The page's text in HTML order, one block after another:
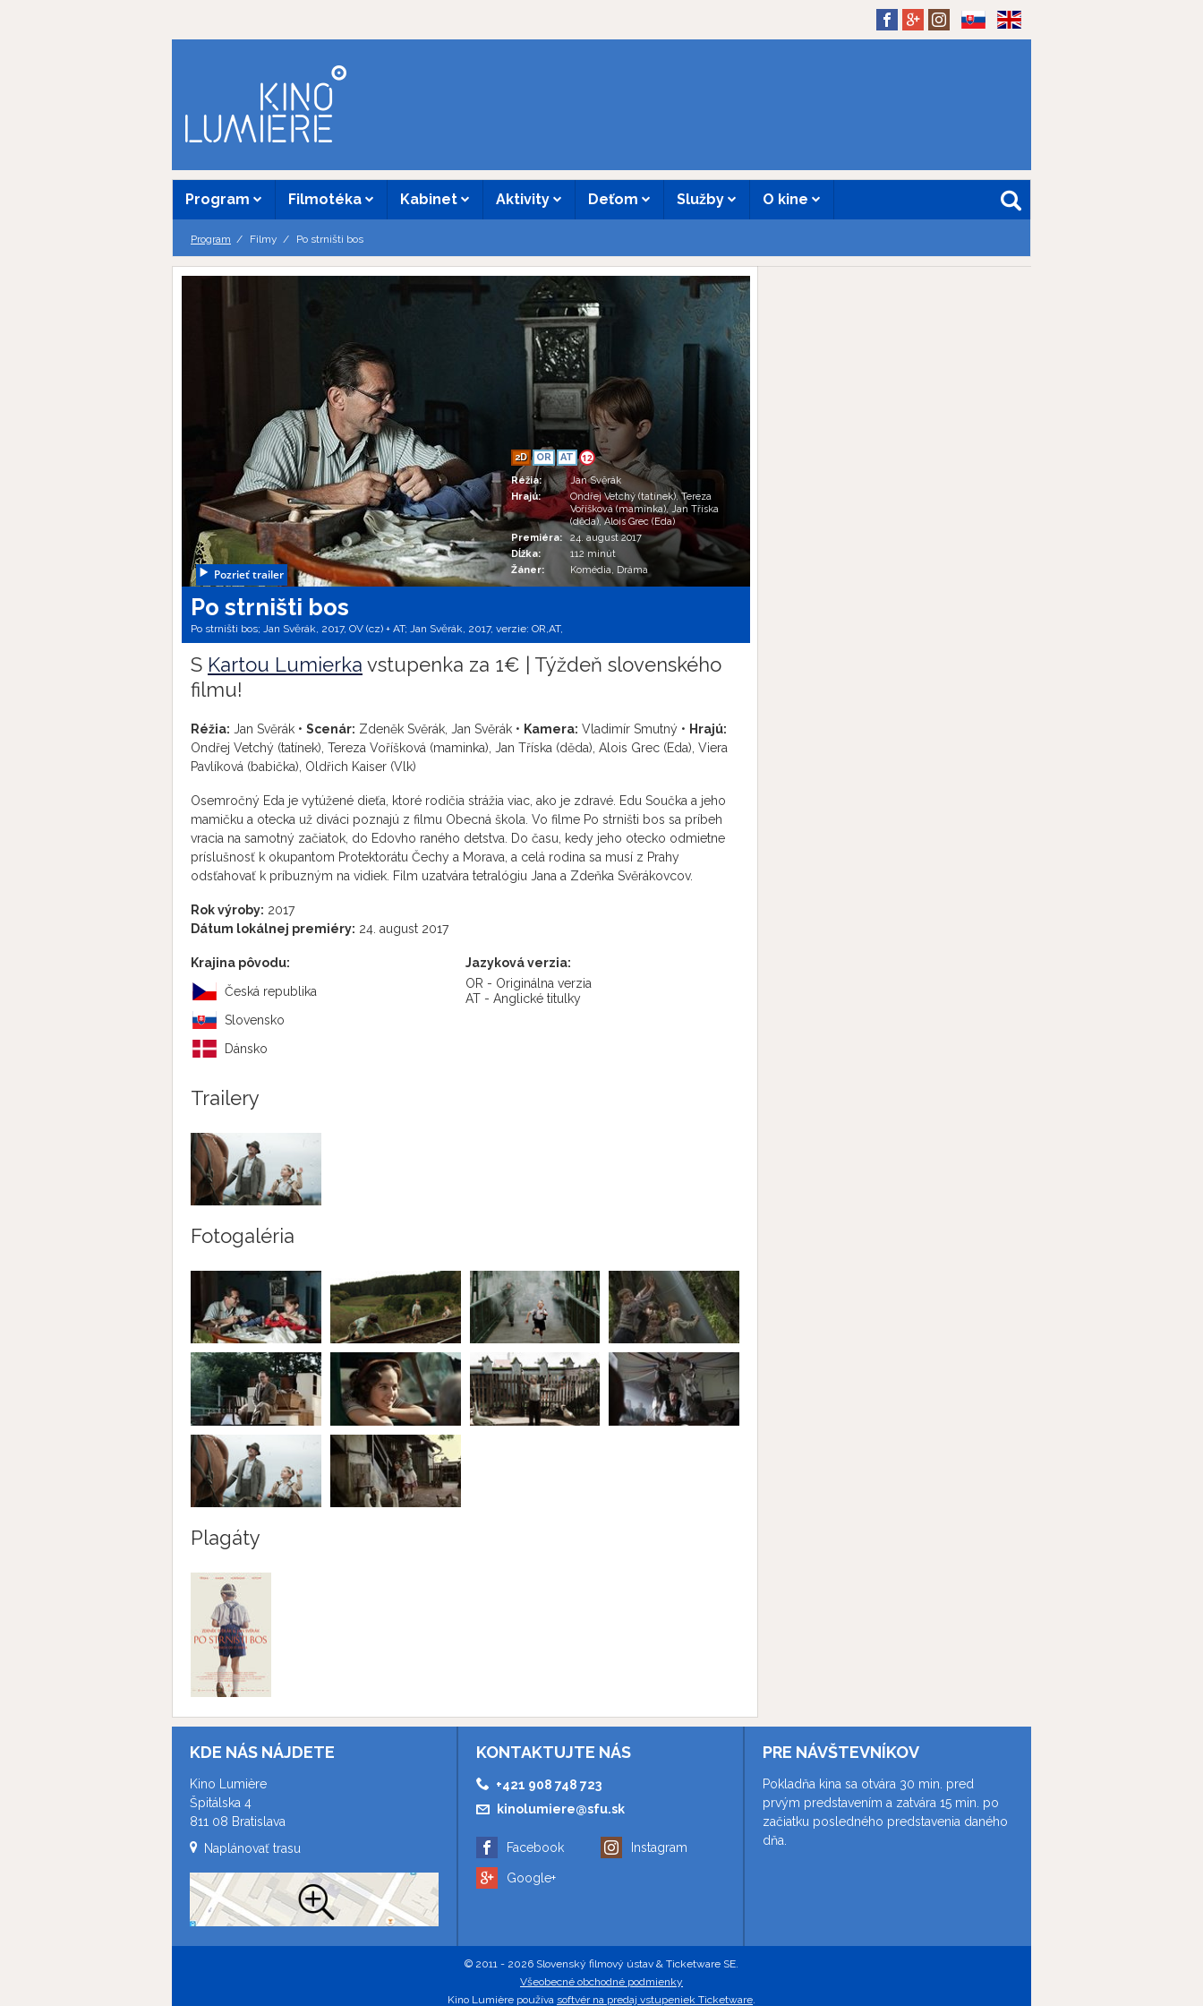
Program Filmotéka Kabinet Aktivity Deťom Služby O kine
Program Filmy Po strništi bos
Pozrieť trailer
2D OR AT 12
Réžia:
Jan Svěrák
Hrajú:
Ondřej Vetchý (tatínek), Tereza
Voříšková (maminka), Jan Tříska
(děda), Alois Grec (Eda)
Premiéra:
24. august 2017
Dĺžka:
112 minút
Žáner:
Komédia, Dráma
Po strništi bos
Po strništi bos; Jan Svěrák, 2017, OV (cz) + AT; Jan Svěrák, 2017, verzie: OR,AT,
S Kartou Lumierka vstupenka za 1€ | Týždeň slovenského
filmu!
Réžia: Jan Svěrák • Scenár: Zdeněk Svěrák, Jan Svěrák • Kamera: Vladimír Smutný • Hrajú:
Ondřej Vetchý (tatínek), Tereza Voříšková (maminka), Jan Tříska (děda), Alois Grec (Eda), Viera
Pavlíková (babička), Oldřich Kaiser (Vlk)
Osemročný Eda je vytúžené dieťa, ktoré rodičia strážia viac, ako je zdravé. Edu Součka a jeho
mamičku a otecka už diváci poznajú z filmu Obecná škola. Vo filme Po strništi bos sa príbeh
vracia na samotný začiatok, do Edovho raného detstva. Do času, kedy jeho otecko odmietne
príslušnosť k okupantom Protektorátu Čechy a Morava, a celá rodina sa musí z Prahy
odsťahovať k príbuzným na vidiek. Film uzatvára tetralógiu Jana a Zdeňka Svěrákovcov.
Rok výroby: 2017
Dátum lokálnej premiéry: 24. august 2017
Krajina pôvodu:
Česká republika
Slovensko
Dánsko
Jazyková verzia:
OR - Originálna verzia
AT - Anglické titulky
Trailery
Fotogaléria
Plagáty
KDE NÁS NÁJDETE
Kino Lumière
Špitálska 4
811 08 Bratislava
Naplánovať trasu
KONTAKTUJTE NÁS
+421 908 748 723
kinolumiere@sfu.sk
Facebook
Google+
Instagram
PRE NÁVŠTEVNÍKOV
Pokladňa kina sa otvára 30 min. pred
prvým predstavením a zatvára 15 min. po
začiatku posledného predstavenia daného
dňa.
© 2011 - 2026 Slovenský filmový ústav & Ticketware SE.
Všeobecné obchodné podmienky
Kino Lumière používa softvér na predaj vstupeniek Ticketware.